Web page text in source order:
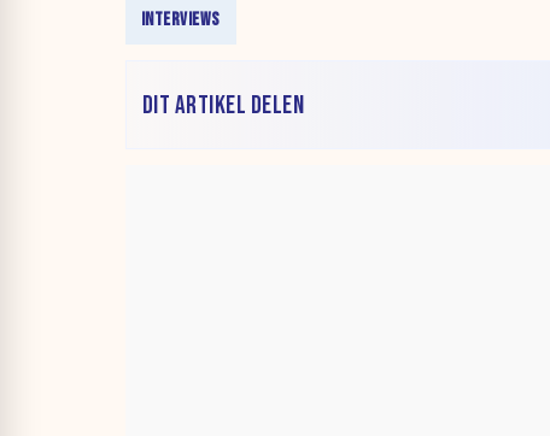
INTERVIEWS
DIT ARTIKEL DELEN